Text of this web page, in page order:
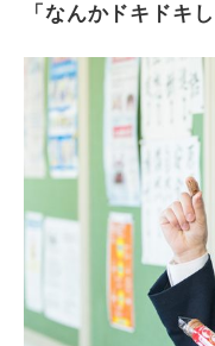
「なんかドキドキ